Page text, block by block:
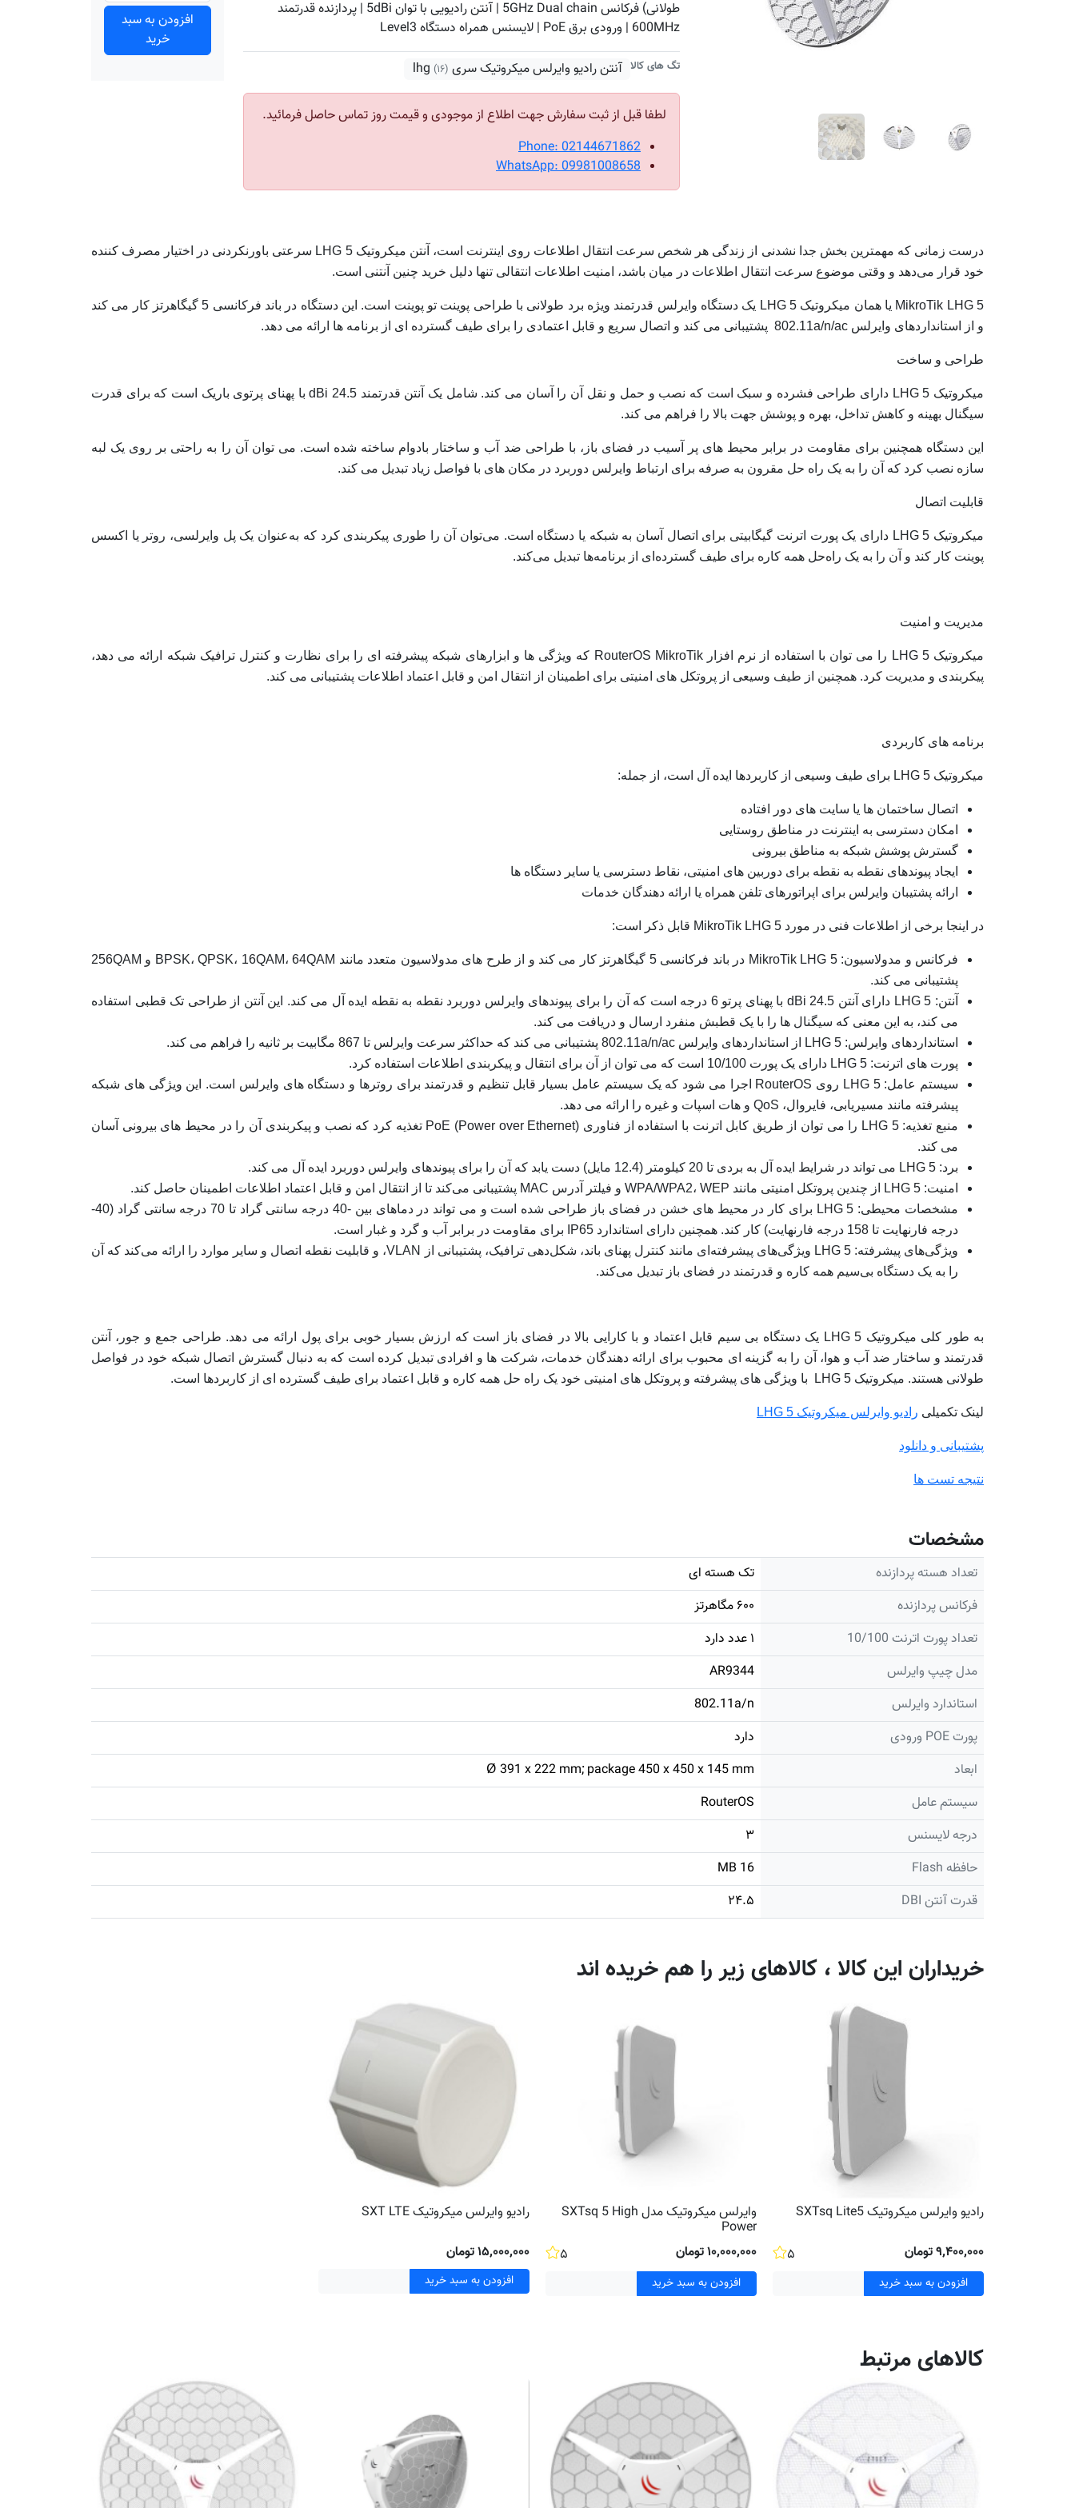
طولانی) فرکانس 5GHz Dual chain | آنتن رادیویی با توان 5dBi | پردازنده قدرتمند
600MHz | ورودی برق PoE | لایسنس همراه دستگاه Level3
تگ های کالا آنتن رادیو وایرلس میکروتیک سری lhg (۱۶)
لطفا قبل از ثبت سفارش جهت اطلاع از موجودی و قیمت روز تماس حاصل فرمائید.
Phone: 02144671862
WhatsApp: 09981008658
افزودن به سبد
خرید
درست زمانی که مهمترین بخش جدا نشدنی از زندگی هر شخص سرعت انتقال اطلاعات روی اینترنت است، آنتن میکروتیک LHG 5 سرعتی باورنکردنی در اختیار مصرف کننده
خود قرار می‌دهد و وقتی موضوع سرعت انتقال اطلاعات در میان باشد، امنیت اطلاعات انتقالی تنها دلیل خرید چنین آنتنی است.
MikroTik LHG 5 یا همان میکروتیک LHG 5 یک دستگاه وایرلس قدرتمند ویژه برد طولانی با طراحی پوینت تو پوینت است. این دستگاه در باند فرکانسی 5 گیگاهرتز کار می کند
و از استانداردهای وایرلس 802.11a/n/ac پشتیبانی می کند و اتصال سریع و قابل اعتمادی را برای طیف گسترده ای از برنامه ها ارائه می دهد.
طراحی و ساخت
میکروتیک LHG 5 دارای طراحی فشرده و سبک است که نصب و حمل و نقل آن را آسان می کند. شامل یک آنتن قدرتمند 24.5 dBi با پهنای پرتوی باریک است که برای قدرت
سیگنال بهینه و کاهش تداخل، بهره و پوشش جهت بالا را فراهم می کند.
این دستگاه همچنین برای مقاومت در برابر محیط های پر آسیب در فضای باز، با طراحی ضد آب و ساختار بادوام ساخته شده است. می توان آن را به راحتی بر روی یک لبه
سازه نصب کرد که آن را به یک راه حل مقرون به صرفه برای ارتباط وایرلس دوربرد در مکان های با فواصل زیاد تبدیل می کند.
قابلیت اتصال
میکروتیک LHG 5 دارای یک پورت اترنت گیگابیتی برای اتصال آسان به شبکه یا دستگاه است. می‌توان آن را طوری پیکربندی کرد که به‌عنوان یک پل وایرلسی، روتر یا اکسس
پوینت کار کند و آن را به یک راه‌حل همه کاره برای طیف گسترده‌ای از برنامه‌ها تبدیل می‌کند.
مدیریت و امنیت
میکروتیک LHG 5 را می توان با استفاده از نرم افزار RouterOS MikroTik که ویژگی ها و ابزارهای شبکه پیشرفته ای را برای نظارت و کنترل ترافیک شبکه ارائه می دهد،
پیکربندی و مدیریت کرد. همچنین از طیف وسیعی از پروتکل های امنیتی برای اطمینان از انتقال امن و قابل اعتماد اطلاعات پشتیبانی می کند.
برنامه های کاربردی
میکروتیک LHG 5 برای طیف وسیعی از کاربردها ایده آل است، از جمله:
اتصال ساختمان ها یا سایت های دور افتاده
امکان دسترسی به اینترنت در مناطق روستایی
گسترش پوشش شبکه به مناطق بیرونی
ایجاد پیوندهای نقطه به نقطه برای دوربین های امنیتی، نقاط دسترسی یا سایر دستگاه ها
ارائه پشتیبان وایرلس برای اپراتورهای تلفن همراه یا ارائه دهندگان خدمات
در اینجا برخی از اطلاعات فنی در مورد MikroTik LHG 5 قابل ذکر است:
فرکانس و مدولاسیون: MikroTik LHG 5 در باند فرکانسی 5 گیگاهرتز کار می کند و از طرح های مدولاسیون متعدد مانند BPSK، QPSK، 16QAM، 64QAM و 256QAM
پشتیبانی می کند.
آنتن: LHG 5 دارای آنتن 24.5 dBi با پهنای پرتو 6 درجه است که آن را برای پیوندهای وایرلس دوربرد نقطه به نقطه ایده آل می کند. این آنتن از طراحی تک قطبی استفاده
می کند، به این معنی که سیگنال ها را با یک قطبش منفرد ارسال و دریافت می کند.
استانداردهای وایرلس: LHG 5 از استانداردهای وایرلس 802.11a/n/ac پشتیبانی می کند که حداکثر سرعت وایرلس تا 867 مگابیت بر ثانیه را فراهم می کند.
پورت های اترنت: LHG 5 دارای یک پورت 10/100 است که می توان از آن برای انتقال و پیکربندی اطلاعات استفاده کرد.
سیستم عامل: LHG 5 روی RouterOS اجرا می شود که یک سیستم عامل بسیار قابل تنظیم و قدرتمند برای روترها و دستگاه های وایرلس است. این ویژگی های شبکه
پیشرفته مانند مسیریابی، فایروال، QoS و هات اسپات و غیره را ارائه می دهد.
منبع تغذیه: LHG 5 را می توان از طریق کابل اترنت با استفاده از فناوری PoE (Power over Ethernet) تغذیه کرد که نصب و پیکربندی آن را در محیط های بیرونی آسان
می کند.
برد: LHG 5 می تواند در شرایط ایده آل به بردی تا 20 کیلومتر (12.4 مایل) دست یابد که آن را برای پیوندهای وایرلس دوربرد ایده آل می کند.
امنیت: LHG 5 از چندین پروتکل امنیتی مانند WPA/WPA2، WEP و فیلتر آدرس MAC پشتیبانی می‌کند تا از انتقال امن و قابل اعتماد اطلاعات اطمینان حاصل کند.
مشخصات محیطی: LHG 5 برای کار در محیط های خشن در فضای باز طراحی شده است و می تواند در دماهای بین -40 درجه سانتی گراد تا 70 درجه سانتی گراد (40-
درجه فارنهایت تا 158 درجه فارنهایت) کار کند. همچنین دارای استاندارد IP65 برای مقاومت در برابر آب و گرد و غبار است.
ویژگی‌های پیشرفته: LHG 5 ویژگی‌های پیشرفته‌ای مانند کنترل پهنای باند، شکل‌دهی ترافیک، پشتیبانی از VLAN، و قابلیت نقطه اتصال و سایر موارد را ارائه می‌کند که آن
را به یک دستگاه بی‌سیم همه کاره و قدرتمند در فضای باز تبدیل می‌کند.
به طور کلی میکروتیک LHG 5 یک دستگاه بی سیم قابل اعتماد و با کارایی بالا در فضای باز است که ارزش بسیار خوبی برای پول ارائه می دهد. طراحی جمع و جور، آنتن
قدرتمند و ساختار ضد آب و هوا، آن را به گزینه ای محبوب برای ارائه دهندگان خدمات، شرکت ها و افرادی تبدیل کرده است که به دنبال گسترش اتصال شبکه خود در فواصل
طولانی هستند. میکروتیک LHG 5 با ویژگی های پیشرفته و پروتکل های امنیتی خود یک راه حل همه کاره و قابل اعتماد برای طیف گسترده ای از کاربردها است.
لینک تکمیلی رادیو وایرلس میکروتیک LHG 5
پشتیبانی و دانلود
نتیجه تست ها
مشخصات
تعداد هسته پردازنده
تک هسته ای
فرکانس پردازنده
۶۰۰ مگاهرتز
تعداد پورت اترنت 10/100
۱ عدد دارد
مدل چیپ وایرلس
AR9344
استاندارد وایرلس
802.11a/n
پورت POE ورودی
دارد
ابعاد
Ø 391 x 222 mm; package 450 x 450 x 145 mm
سیستم عامل
RouterOS
درجه لایسنس
۳
حافظه Flash
16 MB
قدرت آنتن DBI
۲۴.۵
خریداران این کالا ، کالاهای زیر را هم خریده اند
رادیو وایرلس میکروتیک SXTsq Lite5
۵ ۹٬۴۰۰٬۰۰۰ تومان
افزودن به سبد خرید
وایرلس میکروتیک مدل SXTsq 5 High
Power
۵
۱۰٬۰۰۰٬۰۰۰ تومان
افزودن به سبد خرید
رادیو وایرلس میکروتیک SXT LTE
۱۵٬۰۰۰٬۰۰۰ تومان
افزودن به سبد خرید
کالاهای مرتبط